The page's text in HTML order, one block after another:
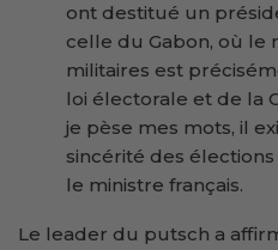
ont destitué un
celle du Gabon, où le
militaires est
loi électorale et de la
je pèse mes mots, il
sincérité des élections
le ministre français.
Le leader du putsch a